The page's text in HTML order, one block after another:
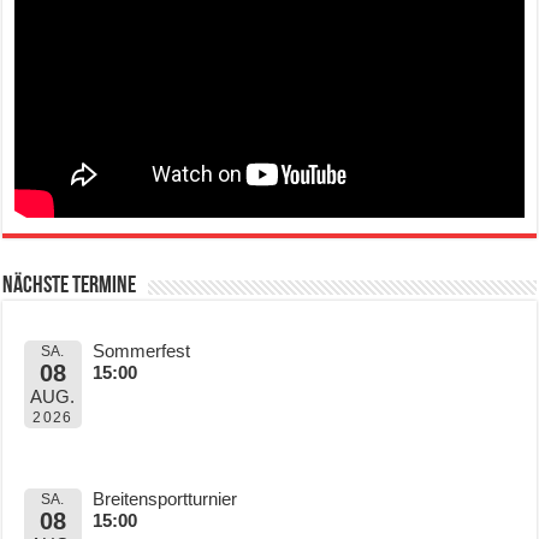
Nächste Termine
SA.
08
AUG.
2026
Sommerfest
15:00
SA.
08
Breitensportturnier
15:00